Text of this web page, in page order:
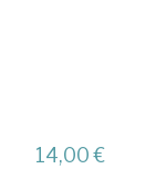
14,00 €